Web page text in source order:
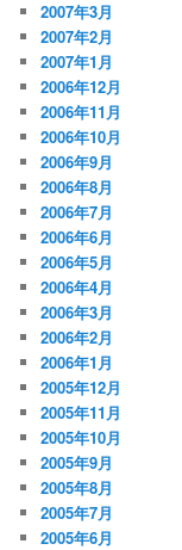
2007年3月
2007年2月
2007年1月
2006年12月
2006年11月
2006年10月
2006年9月
2006年8月
2006年7月
2006年6月
2006年5月
2006年4月
2006年3月
2006年2月
2006年1月
2005年12月
2005年11月
2005年10月
2005年9月
2005年8月
2005年7月
2005年6月